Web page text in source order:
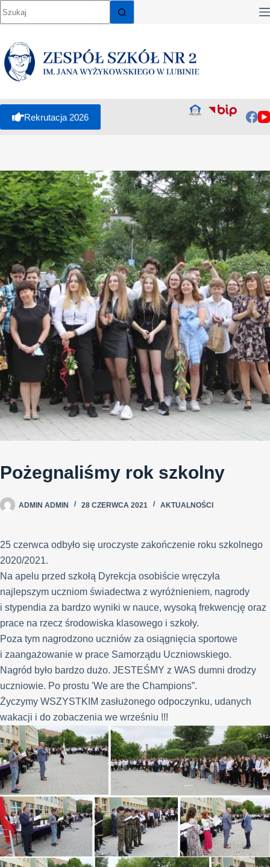
Rekrutacja 2026
Pożegnaliśmy rok szkolny
ADMIN ADMIN 28 CZERWCA 2021 AKTUALNOŚCI
25 czerwca odbyło się uroczyste zakończenie roku szkolnego
2020/2021.
Na apelu przed szkołą Dyrekcja osobiście wręczyła
najlepszym uczniom świadectwa z wyróżnieniem, nagrody
i stypendia za bardzo wyniki w nauce, wysoką frekwencję oraz
prace na rzecz środowiska klasowego i szkoły.
Poza tym nagrodzono uczniów za osiągnięcia sportowe
i zaangażowanie w prace Samorządu Uczniowskiego.
Nagród było bardzo dużo. JESTEŚMY z WAS dumni drodzy
uczniowie. Po prostu 'We are the Champions”.
Życzymy WSZYSTKIM zasłużonego odpoczynku, udanych
wakacji i do zobaczenia we wrześniu !!!